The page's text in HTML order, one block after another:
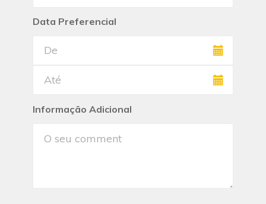
Data Preferencial
Informação Adicional